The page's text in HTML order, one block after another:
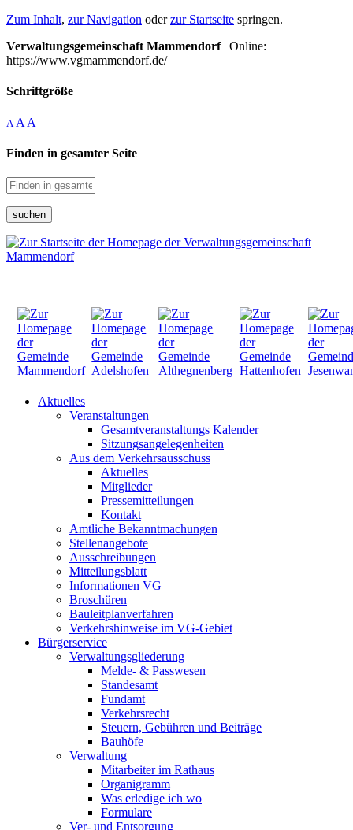
Zum Inhalt, zur Navigation oderzur Startseite springen.
Verwaltungsgemeinschaft Mammendorf| Online:
https://www.vgmammendorf.de/
Schriftgröße
A A A
Finden in gesamter Seite
suchen
Aktuelles
Veranstaltungen
Gesamtveranstaltungs Kalender
Sitzungsangelegenheiten
Aus dem Verkehrsausschuss
Aktuelles
Mitglieder
Pressemitteilungen
Kontakt
Amtliche Bekanntmachungen
Stellenangebote
Ausschreibungen
Mitteilungsblatt
Informationen VG
Broschüren
Bauleitplanverfahren
Verkehrshinweise im VG-Gebiet
Bürgerservice
Verwaltungsgliederung
Melde- & Passwesen
Standesamt
Fundamt
Verkehrsrecht
Steuern, Gebühren und Beiträge
Bauhöfe
Verwaltung
Mitarbeiter im Rathaus
Organigramm
Was erledige ich wo
Formulare
Ver- und Entsorgung